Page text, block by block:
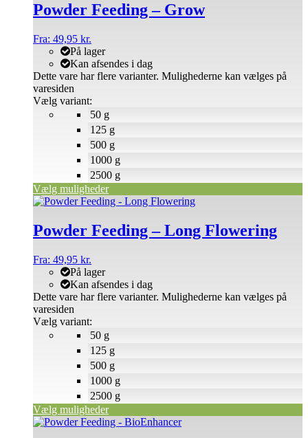
Powder Feeding – Grow
Fra: 49,95 kr.
På lager
Kan afsendes i dag
Vælg variant:
Vælg muligheder
Dette vare har flere varianter. Mulighederne kan vælges på
varesiden
50 g
125 g
500 g
1000 g
2500 g
Powder Feeding – Long Flowering
Fra: 49,95 kr.
På lager
Kan afsendes i dag
Vælg variant:
Vælg muligheder
Dette vare har flere varianter. Mulighederne kan vælges på
varesiden
50 g
125 g
500 g
1000 g
2500 g